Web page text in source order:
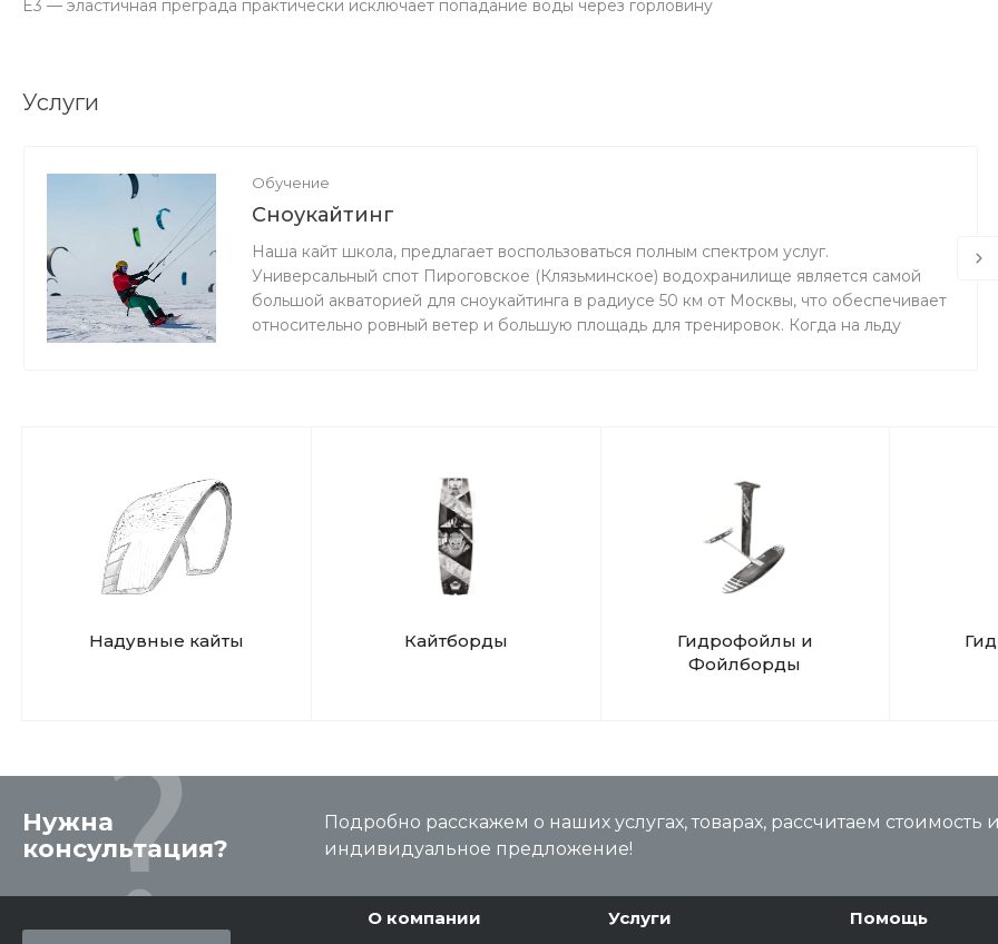
E3 — эластичная преграда практически исключает попадание воды через горловину
Услуги
Обучение
Сноукайтинг
Наша кайт школа, предлагает воспользоваться полным спектром услуг.
Универсальный спот Пироговское (Клязьминское) водохранилище является самой
большой акваторией для сноукайтинга в радиусе 50 км от Москвы, что обеспечивает
относительно ровный ветер и большую площадь для тренировок. Когда на льду
Надувные кайты Кайтборды
Гидрофойлы и
Фойлборды
Нужна
консультация?
Подробно расскажем о наших услугах, товарах, рассчитаем стоимость
индивидуальное предложение!
О компании Услуги Помощь